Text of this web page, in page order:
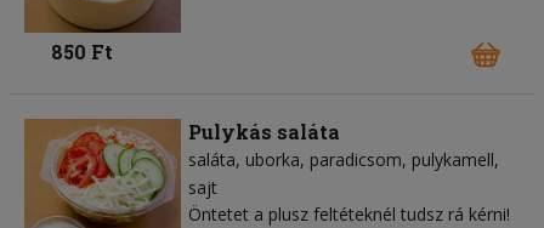
850 Ft
Pulykás saláta
saláta uborka paradicsom pulykamell
sajt
Öntetet a plusz feltéteknél tudsz rá kérni!